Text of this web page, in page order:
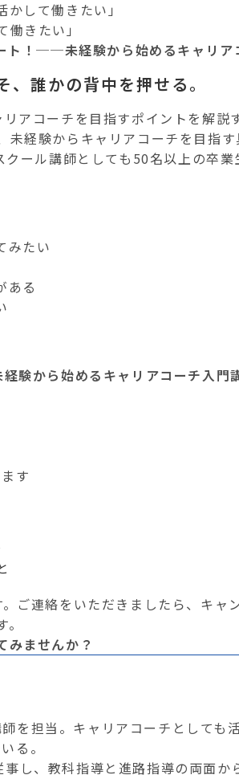
して働きたい」
きたい」
ト！──未経験から始めるキャリア
誰かの背中を押せる。
アコーチを目指すポイントを解説
未経験からキャリアコーチを目指
ール講師としても50名以上の卒
みたい
ある
験から始めるキャリアコーチ入門
す
ご連絡をいただきましたら、キャ
みませんか？
を担当。キャリアコーチとしても
る。
し、教科指導と進路指導の両面か